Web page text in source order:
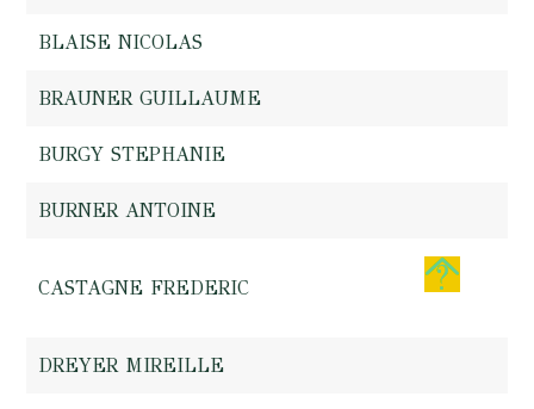
BLAISE NICOLAS
BRAUNER GUILLAUME
BURGY STEPHANIE
BURNER ANTOINE
CASTAGNE FREDERIC
DREYER MIREILLE